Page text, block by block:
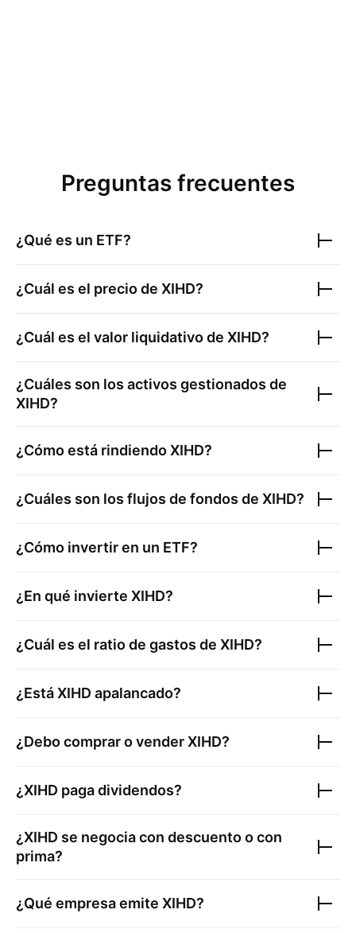
Preguntas frecuentes
¿Qué es un ETF?
¿Cuál es el precio de XIHD?
¿Cuál es el valor liquidativo de XIHD?
¿Cuáles son los activos gestionados de
XIHD?
¿Cómo está rindiendoXIHD?
¿Cuáles son los flujos de fondos de XIHD?
¿Cómo invertir en un ETF?
¿En qué invierte XIHD?
¿Cuál es el ratio de gastos de XIHD?
¿EstáXIHD apalancado?
¿Debo comprar o venderXIHD?
¿XIHD paga dividendos?
¿XIHD se negocia con descuento o con
prima?
¿Qué empresa emite XIHD?